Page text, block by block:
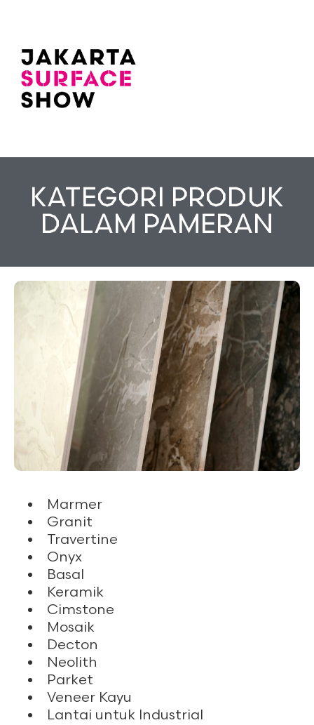
KATEGORI PRODUK
DALAM PAMERAN
Marmer
Granit
Travertine
Onyx
Basal
Keramik
Cimstone
Mosaik
Decton
Neolith
Parket
Veneer Kayu
Lantai untuk Industrial